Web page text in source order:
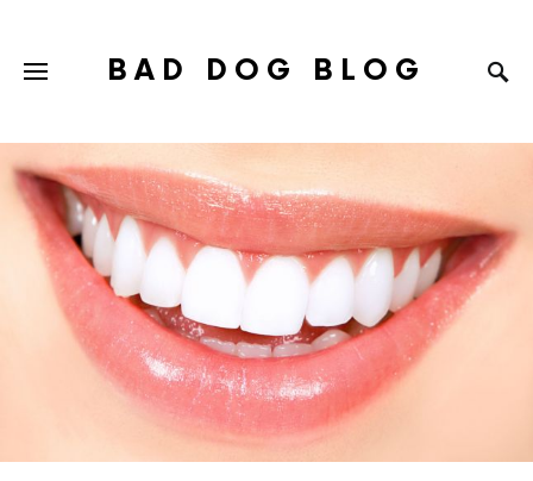
BAD DOG BLOG